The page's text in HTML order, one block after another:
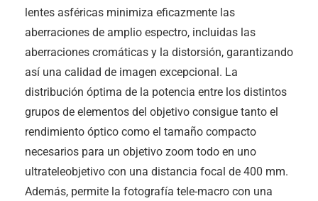
lentes asféricas minimiza eficazmente las
aberraciones de amplio espectro, incluidas las
aberraciones cromáticas y la distorsión, garantizando
así una calidad de imagen excepcional. La
distribución óptima de la potencia entre los distintos
grupos de elementos del objetivo consigue tanto el
rendimiento óptico como el tamaño compacto
necesarios para un objetivo zoom todo en uno
ultrateleobjetivo con una distancia focal de 400 mm.
Además, permite la fotografía tele-macro con una